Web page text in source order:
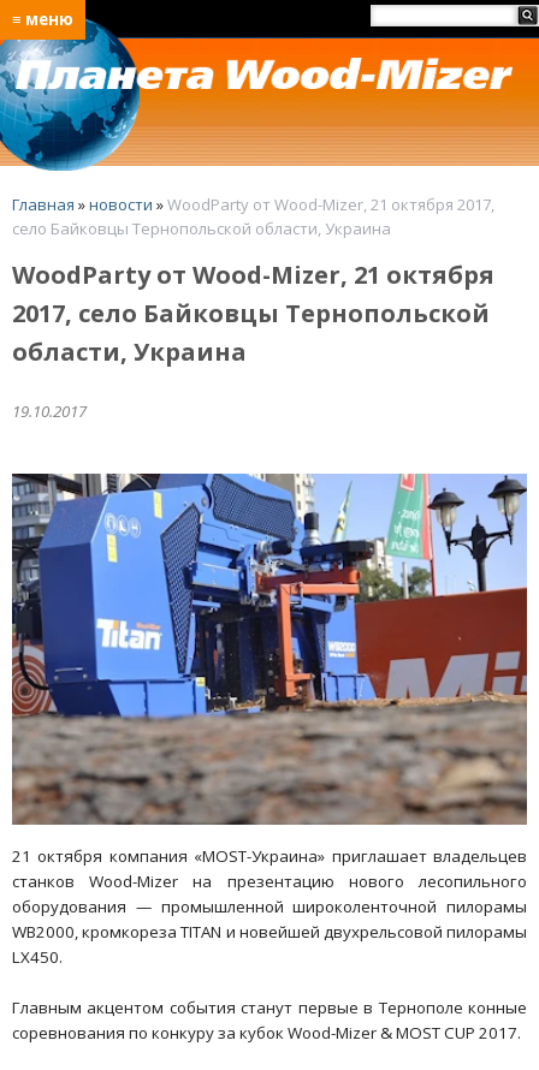
≡ меню
Главная »новости »WoodParty от Wood-Mizer, 21 октября 2017,
село Байковцы Тернопольской области, Украина
WoodParty от Wood-Mizer, 21 октября
2017, село Байковцы Тернопольской
области, Украина
19.10.2017
21 октября компания «МОSТ-Украина» приглашает владельцев
станков Wood-Mizer на презентацию нового лесопильного
оборудования — промышленной широколенточной пилорамы
WB2000, кромкореза TITAN и новейшей двухрельсовой пилорамы
LX450.
Главным акцентом события станут первые в Тернополе конные
соревнования по конкуру за кубок Wood-Mizer & MOST CUP 2017.